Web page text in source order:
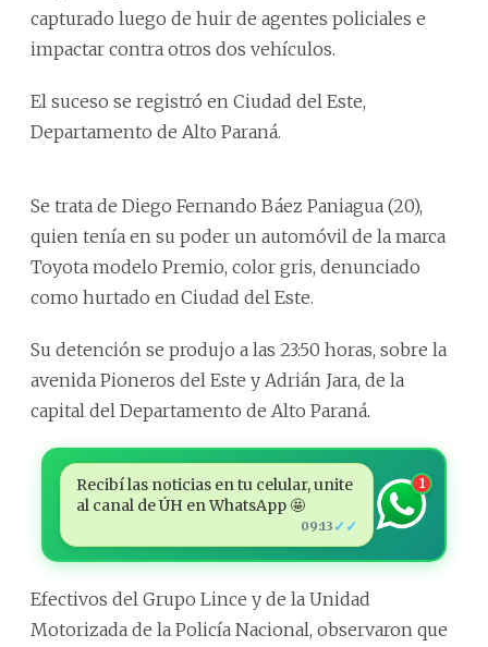
capturado luego de huir de agentes policiales e
impactar contra otros dos vehículos.
El suceso se registró en Ciudad del Este,
Departamento de Alto Paraná.
Se trata de Diego Fernando Báez Paniagua (20),
quien tenía en su poder un automóvil de la marca
Toyota modelo Premio, color gris, denunciado
como hurtado en Ciudad del Este.
Su detención se produjo a las 23:50 horas, sobre la
avenida Pioneros del Este y Adrián Jara, de la
capital del Departamento de Alto Paraná.
Recibí las noticias en tu celular, unite
al canal de ÚH en WhatsApp 🤩
09:13 ✓✓
1
Efectivos del Grupo Lince y de la Unidad
Motorizada de la Policía Nacional, observaron que